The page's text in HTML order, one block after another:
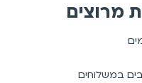
מרוצים
במשלוחים